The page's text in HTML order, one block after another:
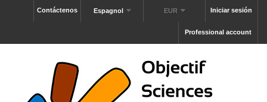
Iniciar sesión
EUR
Espagnol
Contáctenos
Professional account